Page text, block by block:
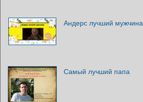
Андерс лучший мужчина
Самый лучший папа